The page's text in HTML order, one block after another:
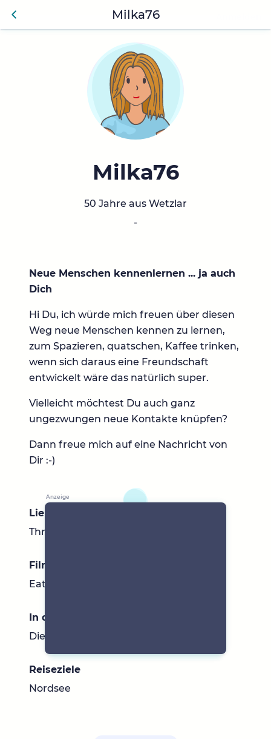
Zurü
Milka76
Milka76
50 Jahre aus Wetzlar
-
Neue Menschen kennenlernen ... ja auch
Dich
Hi Du, ich würde mich freuen über diesen
Weg neue Menschen kennen zu lernen,
zum Spazieren, quatschen, Kaffee trinken,
wenn sich daraus eine Freundschaft
entwickelt wäre das natürlich super.
Vielleicht möchtest Du auch ganz
ungezwungen neue Kontakte knüpfen?
Dann freue mich auf eine Nachricht von
Dir :-)
Lieblingsbücher
Thriller
Filme & Serien
Eat pray love, Sex and the city
In der Umgebung
Die Lahn und Dill
Reiseziele
Nordsee